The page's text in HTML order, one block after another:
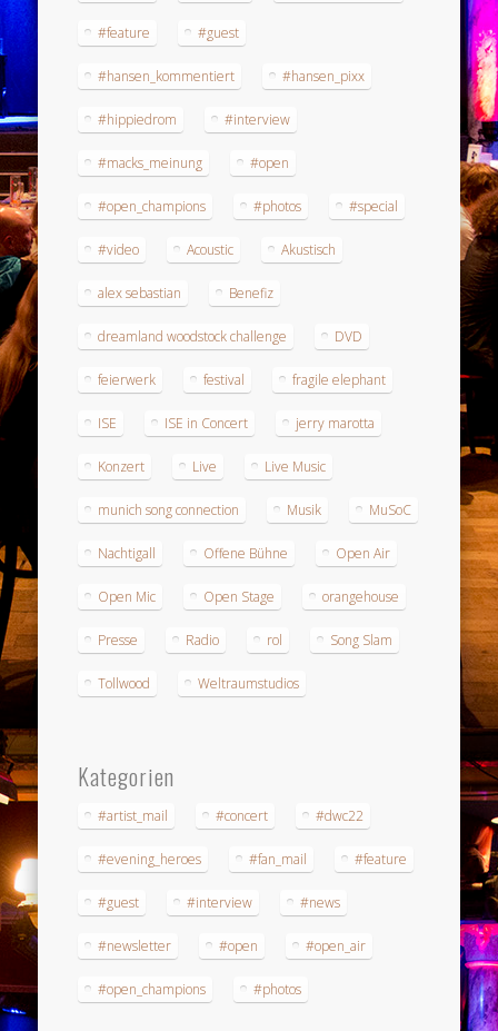
#feature #guest
#hansen_kommentiert #hansen_pixx
#hippiedrom #interview
#macks_meinung #open
#open_champions #photos #special
#video Acoustic Akustisch
alex sebastian Benefiz
dreamland woodstock challenge DVD
feierwerk festival fragile elephant
ISE ISE in Concert jerry marotta
Konzert Live Live Music
munich song connection Musik MuSoC
Nachtigall Offene Bühne Open Air
Open Mic Open Stage orangehouse
Presse Radio rol Song Slam
Tollwood Weltraumstudios
Kategorien
#artist_mail #concert #dwc22
#evening_heroes #fan_mail #feature
#guest #interview #news
#newsletter #open #open_air
#open_champions #photos